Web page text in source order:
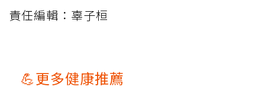
責任編輯：辜子桓
💪更多健康推薦